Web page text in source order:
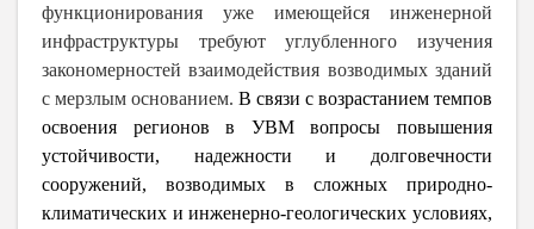
функционирования уже имеющейся инженерной
инфраструктуры требуют углубленного изучения
закономерностей взаимодействия возводимых зданий
с мерзлым основанием. В связи с возрастанием темпов
освоения регионов в УВМ вопросы повышения
устойчивости, надежности и долговечности
сооружений, возводимых в сложных природно-
климатических и инженерно-геологических условиях,